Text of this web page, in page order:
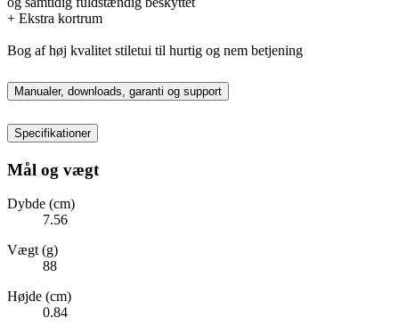
+ Ekstra kortrum
Bog af høj kvalitet stiletui til hurtig og nem betjening
Manualer, downloads, garanti og support
Specifikationer
Mål og vægt
Dybde (cm)
7.56
Vægt (g)
88
Højde (cm)
0.84